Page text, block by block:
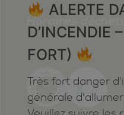
Horaires
ALERTE
D’INCENDIE
FORT)
Très fort danger
générale